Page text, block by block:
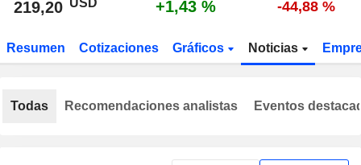
219,20 +1,43 % -44,88 %
Resumen Cotizaciones Gráficos Noticias
Todas Recomendaciones analistas Eventos